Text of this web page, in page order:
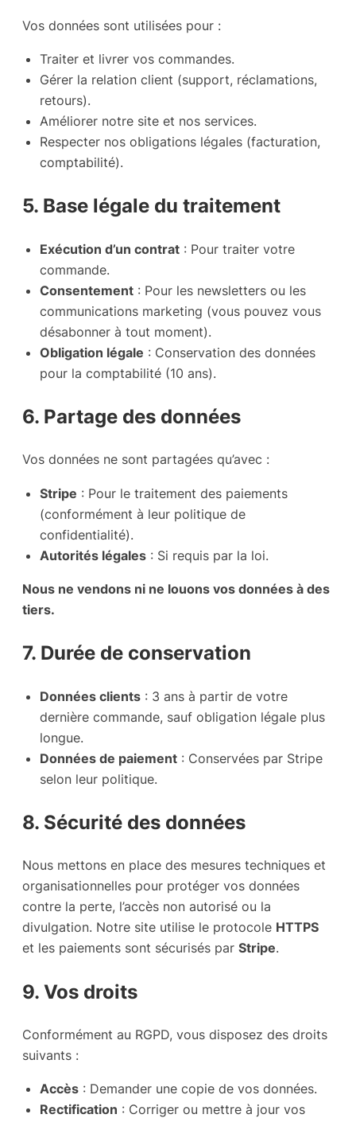
Vos données sont utilisées pour :
Traiter et livrer vos commandes.
Gérer la relation client (support, réclamations,
retours).
Améliorer notre site et nos services.
Respecter nos obligations légales (facturation,
comptabilité).
5. Base légale du traitement
Exécution d’un contrat : Pour traiter votre
commande.
Consentement : Pour les newsletters ou les
communications marketing (vous pouvez vous
désabonner à tout moment).
Obligation légale : Conservation des données
pour la comptabilité (10 ans).
6. Partage des données
Vos données ne sont partagées qu’avec :
Stripe : Pour le traitement des paiements
(conformément à leur politique de
confidentialité).
Autorités légales : Si requis par la loi.
Nous ne vendons ni ne louons vos données à des
tiers.
7. Durée de conservation
Données clients : 3 ans à partir de votre
dernière commande, sauf obligation légale plus
longue.
Données de paiement : Conservées par Stripe
selon leur politique.
8. Sécurité des données
Nous mettons en place des mesures techniques et
organisationnelles pour protéger vos données
contre la perte, l’accès non autorisé ou la
divulgation. Notre site utilise le protocole HTTPS
et les paiements sont sécurisés par Stripe.
9. Vos droits
Conformément au RGPD, vous disposez des droits
suivants :
Accès : Demander une copie de vos données.
Rectification : Corriger ou mettre à jour vos